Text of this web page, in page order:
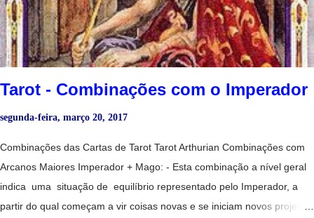
capacidades. - Amor platônico irrealizável. - Período de extrema
cautela, nada é o que parece. - Magia amorosa. - Ma terni...
Tarot - Combinações com o Imperador
segunda-feira, março 20, 2017
Combinações das Cartas de Tarot Tarot Arthurian Combinações com
Arcanos Maiores Imperador + Mago: - Esta combinação a nível geral
indica uma situação de equilíbrio representado pelo Imperador, a
partir do qual começam a vir coisas novas e se iniciam novos projetos,